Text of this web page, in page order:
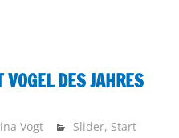
DES JAHRES
Vogt Slider, Start